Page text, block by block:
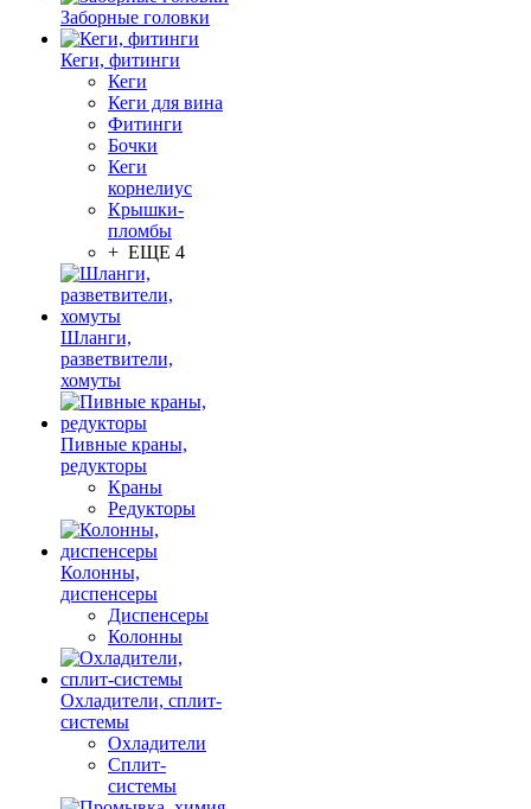
Заборные головки
Кеги, фитинги
Кеги
Кеги для вина
Фитинги
Бочки
Кеги
корнелиус
Крышки-
пломбы
+ ЕЩЕ 4
Шланги,
разветвители,
хомуты
Пивные краны,
редукторы
Краны
Редукторы
Колонны,
диспенсеры
Диспенсеры
Колонны
Охладители, сплит-
системы
Охладители
Сплит-
системы